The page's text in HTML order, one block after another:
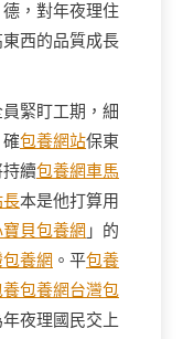
，對年夜理住
東西的品質成長
緊盯工期，細
包養網站保東
續包養網車馬
長本是他打算用
貝包養網 」的
養網 。平包養
養包養網台灣包
夜理國民交上